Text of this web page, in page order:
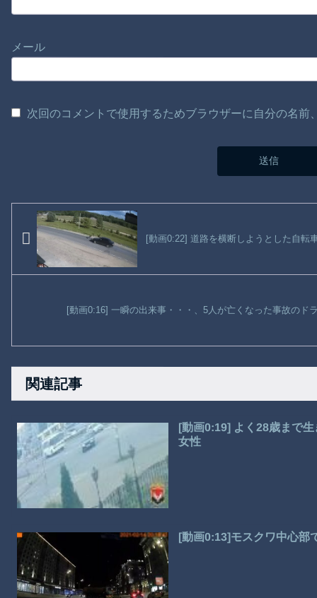
メール
次回のコメントで使用するためブラウザーに自分の名
[動画0:22] 道路を横断しようとした自転
[動画0:16] 一瞬の出来事・・・、5人が亡くなった事故のド
関連記事
[動画0:19] よく28歳まで
女性
[動画0:13]モスクワ中心部